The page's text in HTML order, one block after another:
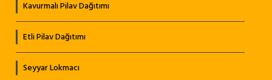
Kavurmalı Pilav Dağıtımı
Etli Pilav Dağıtımı
Seyyar Lokmacı